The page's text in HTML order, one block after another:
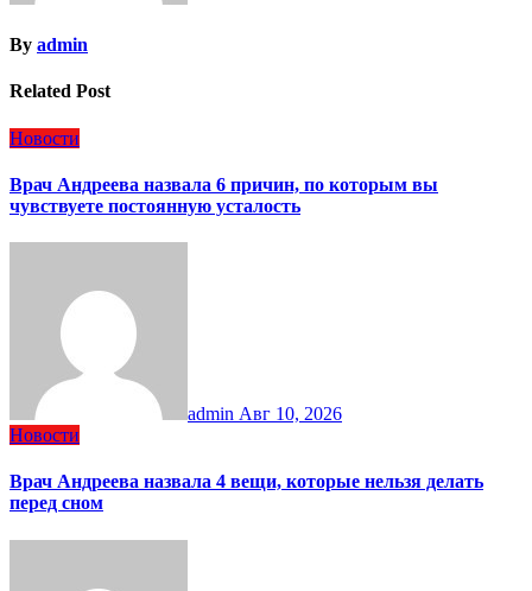
By admin
Related Post
Новости
Врач Андреева назвала 6 причин, по которым вы
чувствуете постоянную усталость
admin Авг 10, 2026
Новости
Врач Андреева назвала 4 вещи, которые нельзя делать
перед сном